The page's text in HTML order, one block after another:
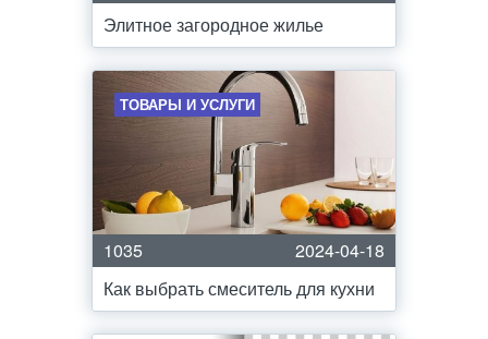
Элитное загородное жилье
ТОВАРЫ И УСЛУГИ
1035
2024-04-18
Как выбрать смеситель для кухни